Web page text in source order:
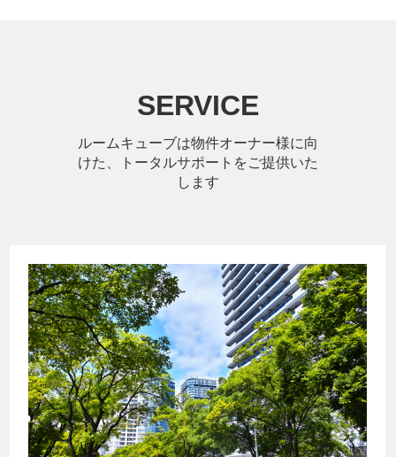
SERVICE
ルームキューブは物件オーナー様に向
けた、トータルサポートをご提供いた
します